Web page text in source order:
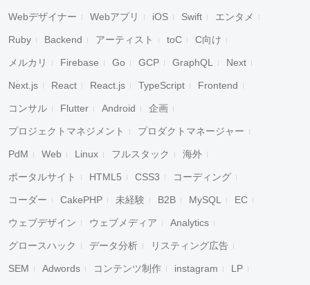
Webデザイナー Webアプリ iOS Swift エンタメ
Ruby Backend アーティスト toC C向け
メルカリ Firebase Go GCP GraphQL Next
Next.js React React.js TypeScript Frontend
コンサル Flutter Android 企画
プロジェクトマネジメント プロダクトマネージャー
PdM Web Linux フルスタック 海外
ポータルサイト HTML5 CSS3 コーディング
コーダー CakePHP 未経験 B2B MySQL EC
ウェブデザイン ウェブメディア Analytics
グロースハック データ分析 リスティング広告
SEM Adwords コンテンツ制作 instagram LP